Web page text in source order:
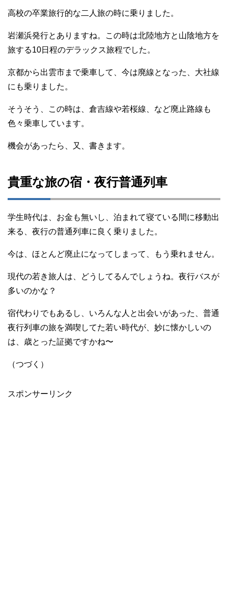
高校の卒業旅行的な二人旅の時に乗りました。
岩瀬浜発行とありますね。この時は北陸地方と山陰地方を
旅する10日程のデラックス旅程でした。
京都から出雲市まで乗車して、今は廃線となった、大社線
にも乗りました。
そうそう、この時は、倉吉線や若桜線、など廃止路線も
色々乗車しています。
機会があったら、又、書きます。
貴重な旅の宿・夜行普通列車
学生時代は、お金も無いし、泊まれて寝ている間に移動出
来る、夜行の普通列車に良く乗りました。
今は、ほとんど廃止になってしまって、もう乗れません。
現代の若き旅人は、どうしてるんでしょうね。夜行バスが
多いのかな？
宿代わりでもあるし、いろんな人と出会いがあった、普通
夜行列車の旅を満喫してた若い時代が、妙に懐かしいの
は、歳とった証拠ですかね〜
（つづく）
スポンサーリンク